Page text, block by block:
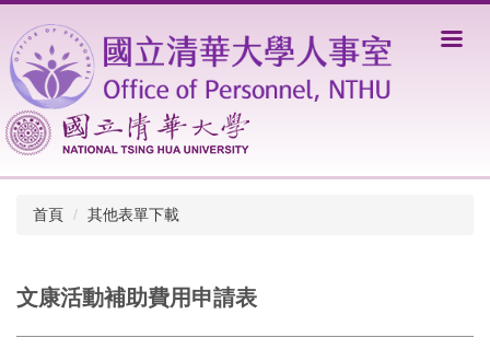
到
主
要
內
容
區
首頁 其他表單下載
文康活動補助費用申請表